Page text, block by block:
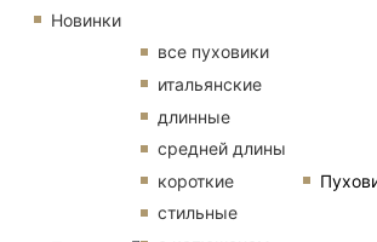
Новинки
все пуховики
итальянские
длинные
средней длины
короткие
стильные